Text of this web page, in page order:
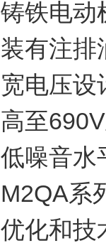
铸铁电动
装有注排
宽电压设
高至
低噪音水
M2QA系
优化和技